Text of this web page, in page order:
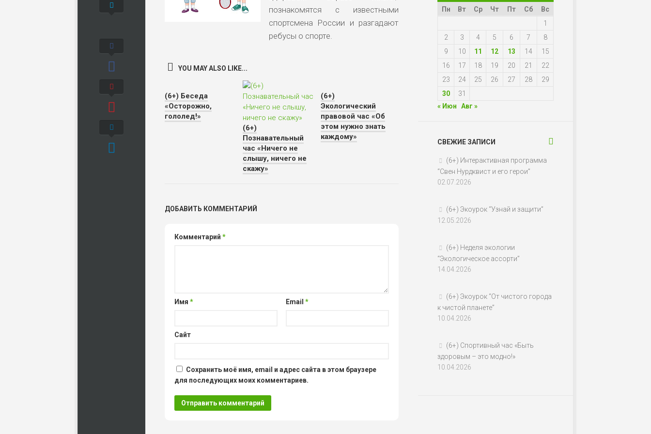
познакомятся с известными
спортсмена России и разгадают
ребусы о спорте.
YOU MAY ALSO LIKE...
(6+) Беседа
«Осторожно,
гололед!»
(6+)
Познавательный
час «Ничего не
слышу, ничего не
скажу»
(6+)
Экологический
правовой час «Об
этом нужно знать
каждому»
ДОБАВИТЬ КОММЕНТАРИЙ
Комментарий *
Имя * Email*
Сайт
Сохранить моё имя, email и адрес сайта в этом браузере
для последующих моих комментариев.
Пн
Вт Ср Чт Пт Сб
Вс
1
2
3 4 5 6 7
8
9
10 11 12 13 14
15
16
17 18 19 20 21
22
23
24 25 26 27 28
29
30
31
« Июн
Авг »
СВЕЖИЕ ЗАПИСИ
(6+) Интерактивная программа
“Свен Нурдквист и его герои”
02.07.2026
(6+) Экоурок “Узнай и защити”
12.05.2026
(6+) Неделя экологии
“Экологическое ассорти”
14.04.2026
(6+) Экоурок “От чистого города
к чистой планете”
10.04.2026
(6+) Спортивный час «Быть
здоровым – это модно!»
10.04.2026